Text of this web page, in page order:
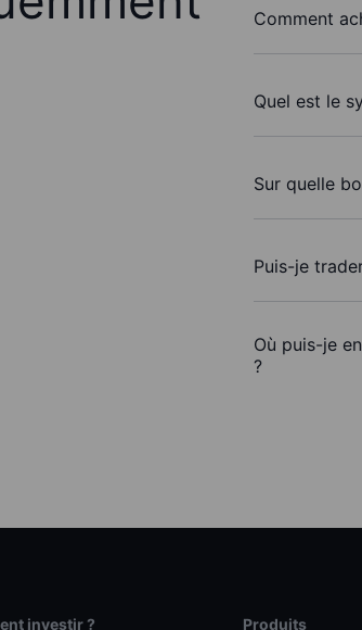
Comment
Quel est le
Sur quelle
Puis-je
Où puis-je
?
investir ? Produits